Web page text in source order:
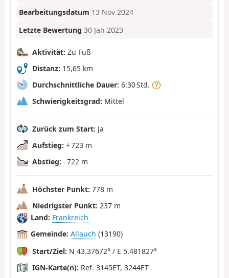
Bearbeitungsdatum 13 Nov 2024
Letzte Bewertung 30 Jan 2023
Aktivität: Zu Fuß
Distanz: 15,65 km
Durchschnittliche Dauer: 6:30 Std.
Schwierigkeitsgrad: Mittel
Zurück zum Start: Ja
Aufstieg: + 723 m
Abstieg: - 722 m
Höchster Punkt: 778 m
Niedrigster Punkt: 237 m
Land: Frankreich
Gemeinde: Allauch (13190)
Start/Ziel: N 43.37672° / E 5.481827°
IGN-Karte(n): Ref. 3145ET, 3244ET